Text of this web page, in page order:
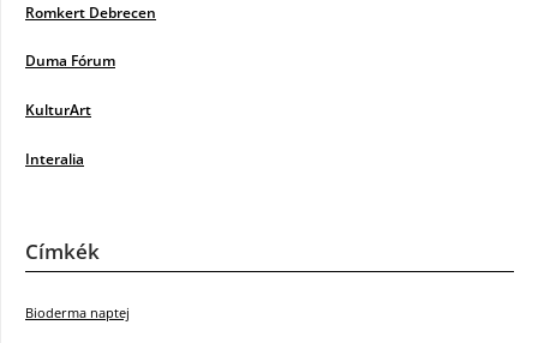
Romkert Debrecen
Duma Fórum
KulturArt
Interalia
Címkék
Bioderma naptej